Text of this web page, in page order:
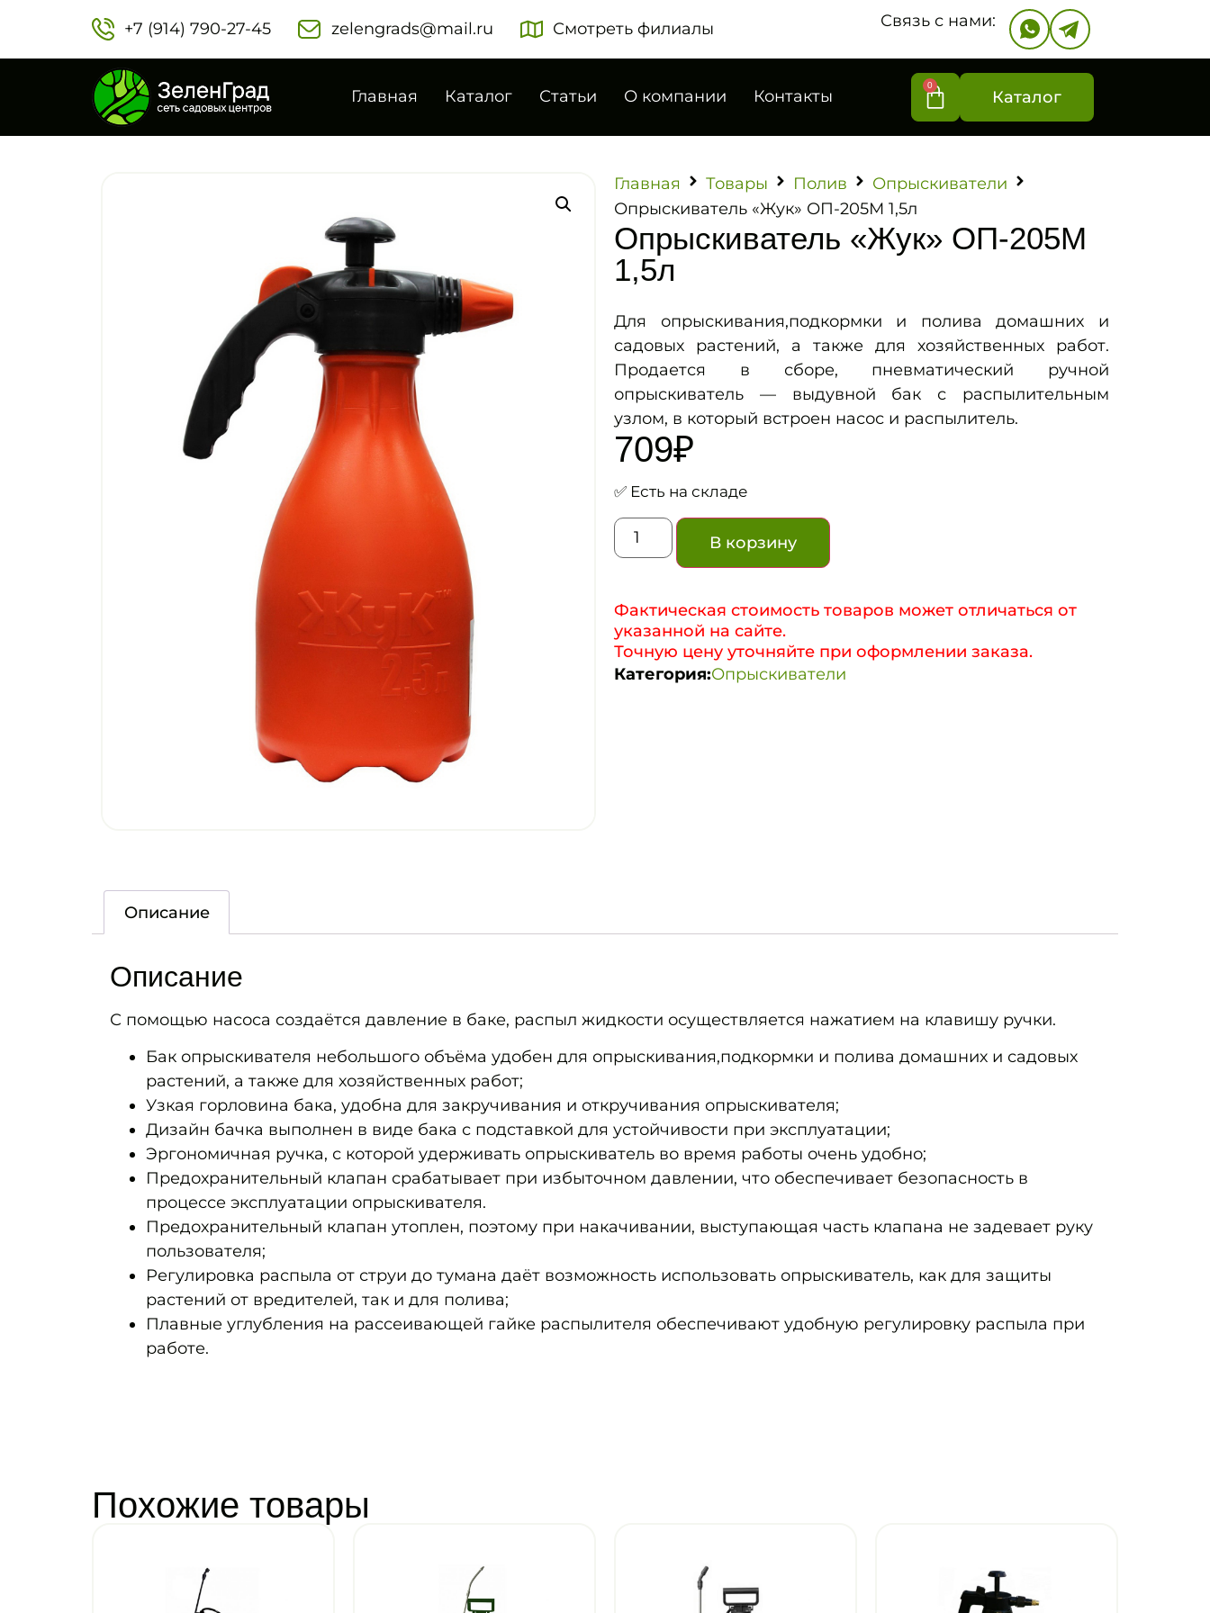
+7 (914) 790-27-45‬ zelengrads@mail.ru Смотреть филиалы Связь с нами:
Главная Каталог Статьи О компании Контакты
0
Каталог
Главная Товары Полив
Опрыскиватели
Опрыскиватель «Жук» ОП-205М 1,5л
Опрыскиватель «Жук» ОП-205М
1,5л
Для опрыскивания,подкормки и полива домашних и
садовых растений, а также для хозяйственных работ.
Продается в сборе, пневматический ручной
опрыскиватель — выдувной бак с распылительным
узлом, в который встроен насос и распылитель.
709₽
✅ Есть на складе
В корзину
Фактическая стоимость товаров может отличаться от
указанной на сайте.
Точную цену уточняйте при оформлении заказа.
Категория:Опрыскиватели
Описание
Описание
С помощью насоса создаётся давление в баке, распыл жидкости осуществляется нажатием на клавишу ручки.
Бак опрыскивателя небольшого объёма удобен для опрыскивания,подкормки и полива домашних и садовых
растений, а также для хозяйственных работ;
Узкая горловина бака, удобна для закручивания и откручивания опрыскивателя;
Дизайн бачка выполнен в виде бака с подставкой для устойчивости при эксплуатации;
Эргономичная ручка, с которой удерживать опрыскиватель во время работы очень удобно;
Предохранительный клапан срабатывает при избыточном давлении, что обеспечивает безопасность в
процессе эксплуатации опрыскивателя.
Предохранительный клапан утоплен, поэтому при накачивании, выступающая часть клапана не задевает руку
пользователя;
Регулировка распыла от струи до тумана даёт возможность использовать опрыскиватель, как для защиты
растений от вредителей, так и для полива;
Плавные углубления на рассеивающей гайке распылителя обеспечивают удобную регулировку распыла при
работе.
Похожие товары